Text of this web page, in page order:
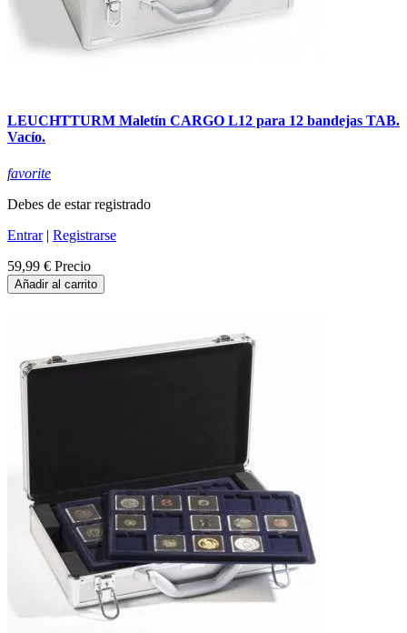
LEUCHTTURM Maletín CARGO L12 para 12 bandejas TAB.
Vacío.
favorite
Debes de estar registrado
Entrar| Registrarse
59,99 € Precio
Añadir al carrito